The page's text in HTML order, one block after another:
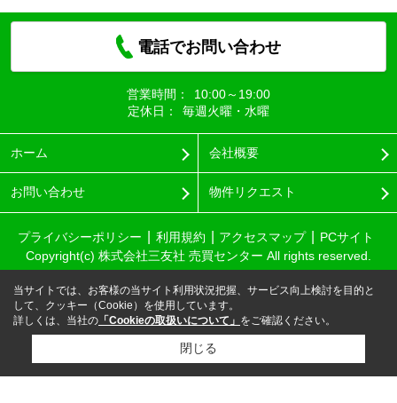
電話でお問い合わせ
営業時間：
10:00～19:00
定休日：
毎週火曜・水曜
ホーム 会社概要
お問い合わせ 物件リクエスト
プライバシーポリシー 利用規約 アクセスマップ
PCサイト
Copyright(c) 株式会社三友社 売買センター All rights reserved.
当サイトでは、お客様の当サイト利用状況把握、サービス向上検討を目的と
して、クッキー（Cookie）を使用しています。
詳しくは、当社の 「Cookieの取扱いについて」 をご確認ください。
閉じる